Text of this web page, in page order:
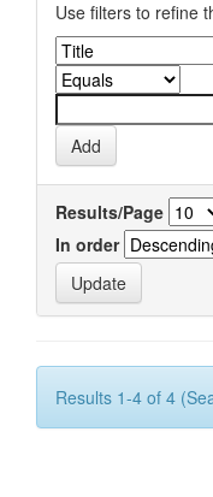
Use filters to refine
Results/Page
In order
Results 1-4 of 4